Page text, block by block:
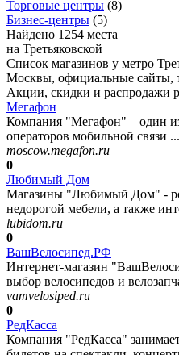
Торговые центры (8)
Бизнес-центры (5)
Найдено 1254 места
на Третьяковской
Список магазинов у метро
Москвы, официальные сайты,
Акции, скидки и распродажи
Мегафон
Компания "Мегафон" – один
операторов мобильной связи ...
moscow.megafon.ru
0
Любимый Дом
Магазины "Любимый Дом" -
недорогой мебели, а также
lubidom.ru
0
ВашВелосипед.РФ
Интернет-магазин
выбор велосипедов и
vamvelosiped.ru
0
РедКасса
Компания "РедКасса"